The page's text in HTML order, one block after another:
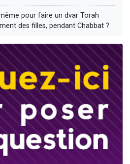
pour faire un dvar Torah
des filles, pendant Chabbat ?